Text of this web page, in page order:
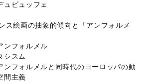
ビュッフェ
絵画の抽象的傾向と「アンフォルメ
フォルメル
スム
フォルメルと同時代のヨーロッパの動
間主義